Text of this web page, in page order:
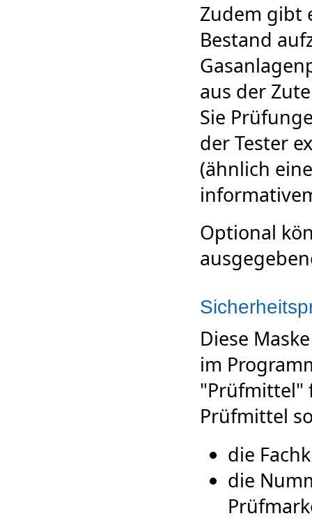
Zudem gibt
Bestand
aus der
Sie
der Tester
(ähnlich
Optional
Diese
im
"Prüfmittel"
Prüfmittel
die
die